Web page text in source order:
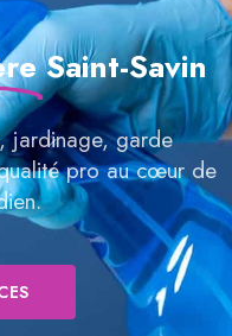
Saint-Savin
jardinage, garde
pro au cœur de